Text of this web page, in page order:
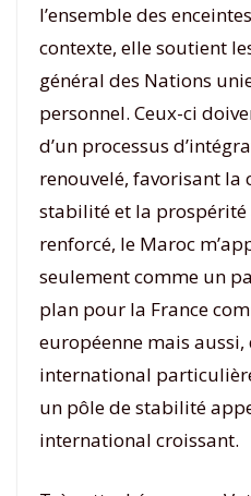
l’ensemble des
contexte, elle soutient
général des Nations
personnel. Ceux-ci
d’un processus
renouvelé, favorisant la
stabilité et la
renforcé, le Maroc
seulement comme un
plan pour la France
européenne mais
international
un pôle de stabilité
international croissant.